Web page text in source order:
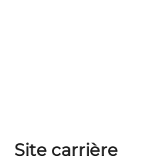
Site carrière